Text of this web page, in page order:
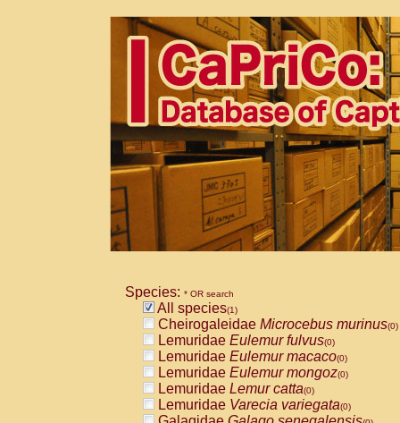
Species: * OR search
All species(1)
Cheirogaleidae Microcebus murinus(0)
Lemuridae Eulemur fulvus(0)
Lemuridae Eulemur macaco(0)
Lemuridae Eulemur mongoz(0)
Lemuridae Lemur catta(0)
Lemuridae Varecia variegata(0)